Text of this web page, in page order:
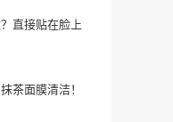
直接贴在脸上
茶面膜清洁！